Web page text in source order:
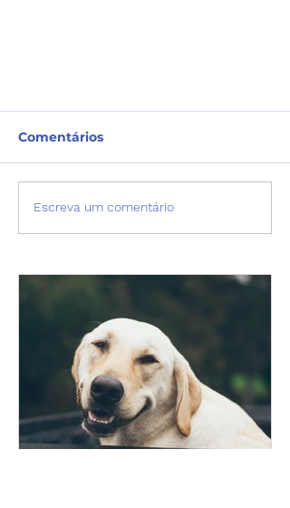
Já ouviu falar sobre "Flare"?
Comentários
Escreva um comentário